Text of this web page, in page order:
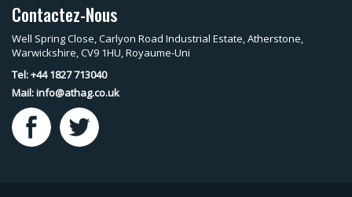
Contactez-Nous
Well Spring Close, Carlyon Road Industrial Estate, Atherstone,
Warwickshire, CV9 1HU, Royaume-Uni
Tel: +44 1827 713040
Mail:info@athag.co.uk